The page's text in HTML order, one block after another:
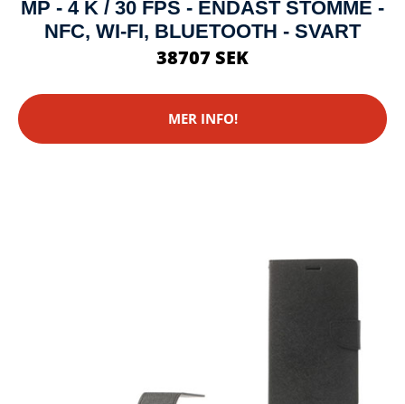
MP - 4 K / 30 FPS - ENDAST STOMME -
NFC, WI-FI, BLUETOOTH - SVART
38707 SEK
MER INFO!